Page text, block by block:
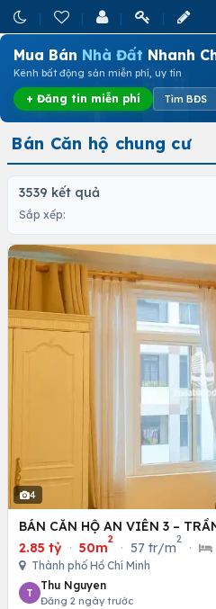
Mua Bán Nhà Đất Nhanh
Kênh bất động sản miễn phí, uy tín
+ Đăng tin miễn phí Tìm BĐS
Bán Căn hộ chung cư
3539 kết quả
Sắp xếp:
4
BÁN CĂN HỘ AN VIÊN 3 –
2.85 tỷ · 50m
2
· 57 tr/m
2
·
Thành phố Hồ Chí Minh
T
Thu Nguyen
Đăng 2 ngày trước